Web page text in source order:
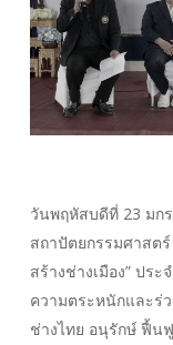
วันพฤหัสบดีที่ 23 มก
สถาปัตยกรรมศาสต
สร้างช่างเมือง” ปร
ความตระหนักและร่
ช่างไทย อนุรักษ์ ฟื้น